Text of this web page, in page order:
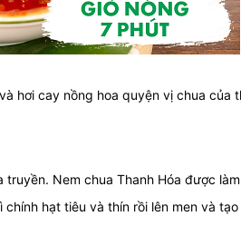
hơi cay nồng hoa quyện vị chua của
Nem chua Thanh Hóa được
hạt tiêu và thín rồi lên men và